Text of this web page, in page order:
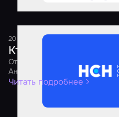
20 августа 2025
Кто должен
Отвечает PR-директор
Анастасия Недумова
Читать подробнее